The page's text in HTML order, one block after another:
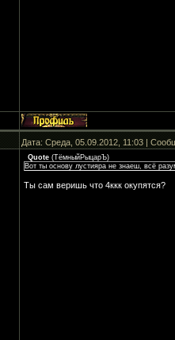
Дата: Среда, 05.09.2012, 11:03 |
Quote (ТёмныйРыцарЪ)
Вот ты основу лустияра не знаеш, всё
Ты сам веришь что 4ккк окупятся?